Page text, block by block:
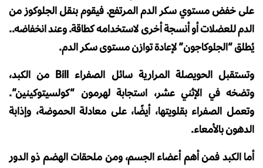
على خفض مستوي سكر الدم المرتفع. فيقوم بنقل الجلوكوز من
الدم للعضلات أو أنسجة أخرى لاستخدامه كطاقة. وعند انخفاضه..
يُطلق “الجلوكاجون” لإعادة توازن مستوى سكر الدم.
وتستقبل الحويصلة المرارية سائل الصفراء Bill من الكبد،
وتضخه في الإثني عشر، استجابة لهرمون “كولسيتوكينين”.
وتعمل الصفراء بقلويتها، أيضًا، على معادلة الحموضة، وإذابة
الدهون بالأمعاء.
أما الكبد فمن أهم أعضاء الجسم، ومن ملحقات الهضم ذو الدور